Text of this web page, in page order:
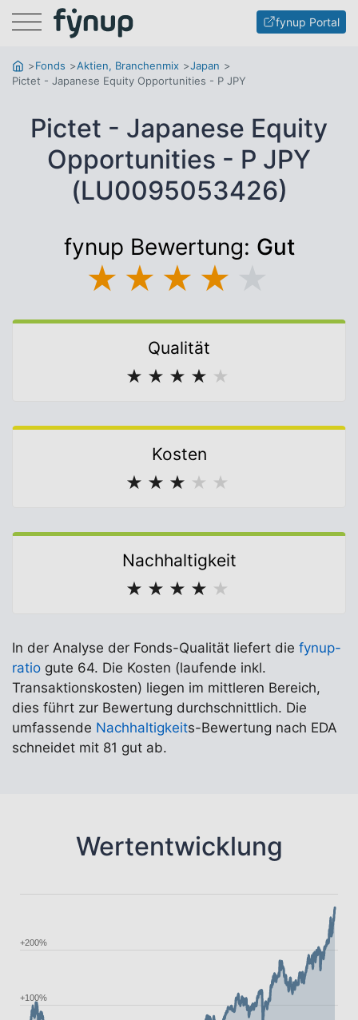
Menu fynup Portal
Fonds Aktien, Branchenmix
Japan
Pictet - Japanese Equity Opportunities - P JPY
Pictet - Japanese Equity
Opportunities - P JPY
(LU0095053426)
fynup Bewertung: Gut
★ ★ ★ ★
Qualität
★ ★ ★ ★ ★
Kosten
★ ★ ★ ★ ★
Nachhaltigkeit
★ ★ ★ ★ ★
In der Analyse der Fonds-Qualität liefert die fynup-
ratio gute 64. Die Kosten (laufende inkl.
Transaktionskosten) liegen im mittleren Bereich,
dies führt zur Bewertung durchschnittlich. Die
umfassende Nachhaltigkeits-Bewertung nach EDA
schneidet mit 81 gut ab.
Wertentwicklung
+100%
+200%